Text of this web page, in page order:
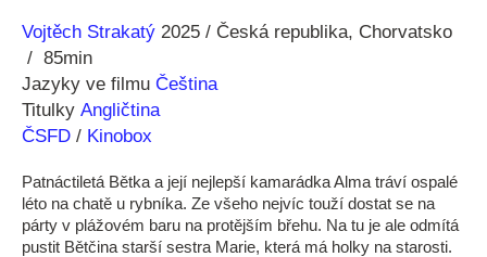
Režie
Vojtěch Strakatý
Rok 2025 Česká republika Chorvatsko
85min
Jazyky ve filmu Čeština
Titulky Angličtina
ČSFD / Kinobox
Patnáctiletá Bětka a její nejlepší kamarádka Alma tráví ospalé
léto na chatě u rybníka. Ze všeho nejvíc touží dostat se na
párty v plážovém baru na protějším břehu. Na tu je ale odmítá
pustit Bětčina starší sestra Marie, která má holky na starosti.